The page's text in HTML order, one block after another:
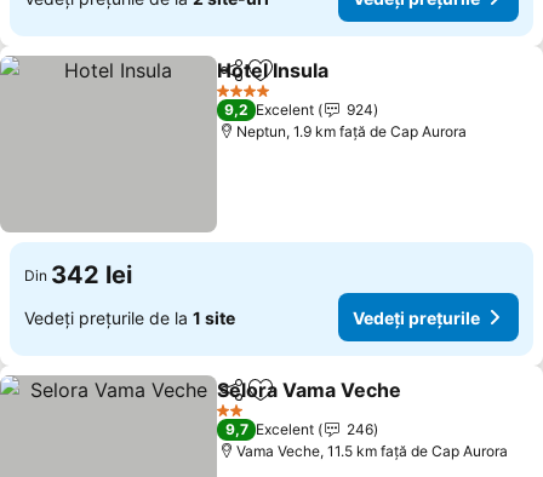
DistribuițiAdăugaţi la favorite
Hotel Insula
4 Stele
9,2 Excelent
924
Neptun, 1.9 km faţă de Cap Aurora
Din 342 lei
Vedeți prețurile de la 1 site Vedeți prețurile
DistribuițiAdăugaţi la favorite
Selora Vama Veche
2 Stele
9,7 Excelent
246
Vama Veche, 11.5 km faţă de Cap Aurora